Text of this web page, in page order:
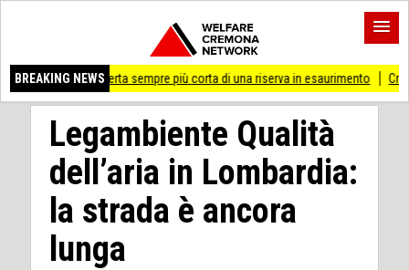
BREAKING NEWS
sempre più corta di una riserva in esaurimento Cremona 'Prossima
Legambiente Qualità
dell’aria in Lombardia:
la strada è ancora
lunga